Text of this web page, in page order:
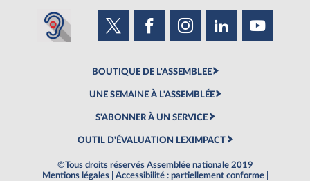
BOUTIQUE DE L'ASSEMBLEE
UNE SEMAINE À L'ASSEMBLÉE
S'ABONNER À UN SERVICE
OUTIL D'ÉVALUATION LEXIMPACT
©Tous droits réservés Assemblée nationale 2019
Mentions légales
Accessibilité : partiellement conforme